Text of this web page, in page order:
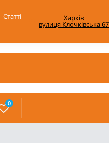
Статті Харків
вулиця Клочківська 67
0